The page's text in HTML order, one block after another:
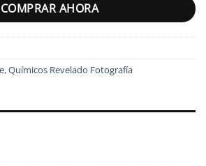
COMPRAR AHORA
,Químicos Revelado Fotografía